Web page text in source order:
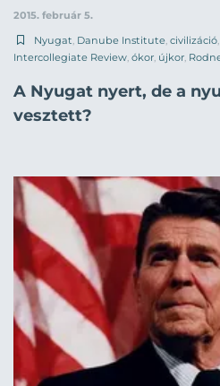
2015. február 5.
Nyugat, Danube Institute, civilizáció,
Intercollegiate Review, ókor, újkor,
A Nyugat nyert, de a
vesztett?